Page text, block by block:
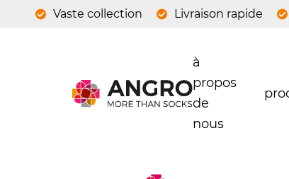
Vaste collection Livraison rapide
à
propos
de
nous